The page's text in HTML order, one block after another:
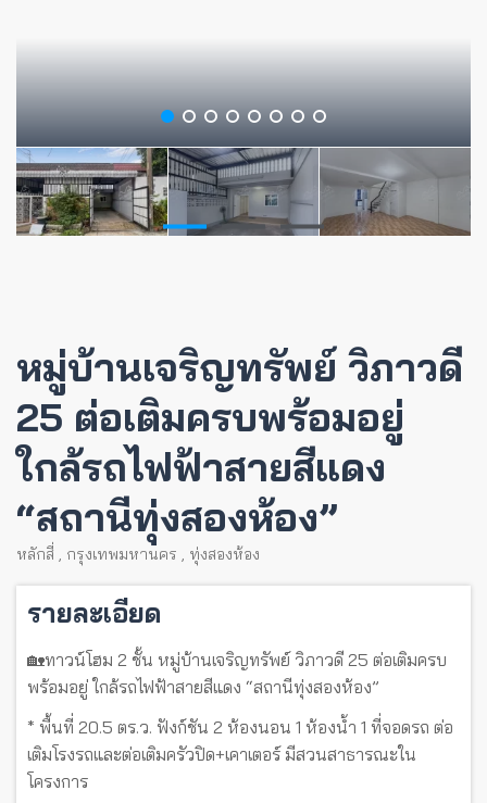
หมู่บ้านเจริญทรัพย์ วิภาวดี
25 ต่อเติมครบพร้อมอยู่
ใกล้รถไฟฟ้าสายสีแดง
“สถานีทุ่งสองห้อง”
หลักสี่ , กรุงเทพมหานคร , ทุ่งสองห้อง
รายละเอียด
🏡ทาวน์โฮม 2 ชั้น หมู่บ้านเจริญทรัพย์ วิภาวดี 25 ต่อเติมครบ
พร้อมอยู่ ใกล้รถไฟฟ้าสายสีแดง “สถานีทุ่งสองห้อง”
* พื้นที่ 20.5 ตร.ว. ฟังก์ชัน 2 ห้องนอน 1 ห้องน้ำ 1 ที่จอดรถ ต่อ
เติมโรงรถและต่อเติมครัวปิด+เคาเตอร์ มีสวนสาธารณะใน
โครงการ